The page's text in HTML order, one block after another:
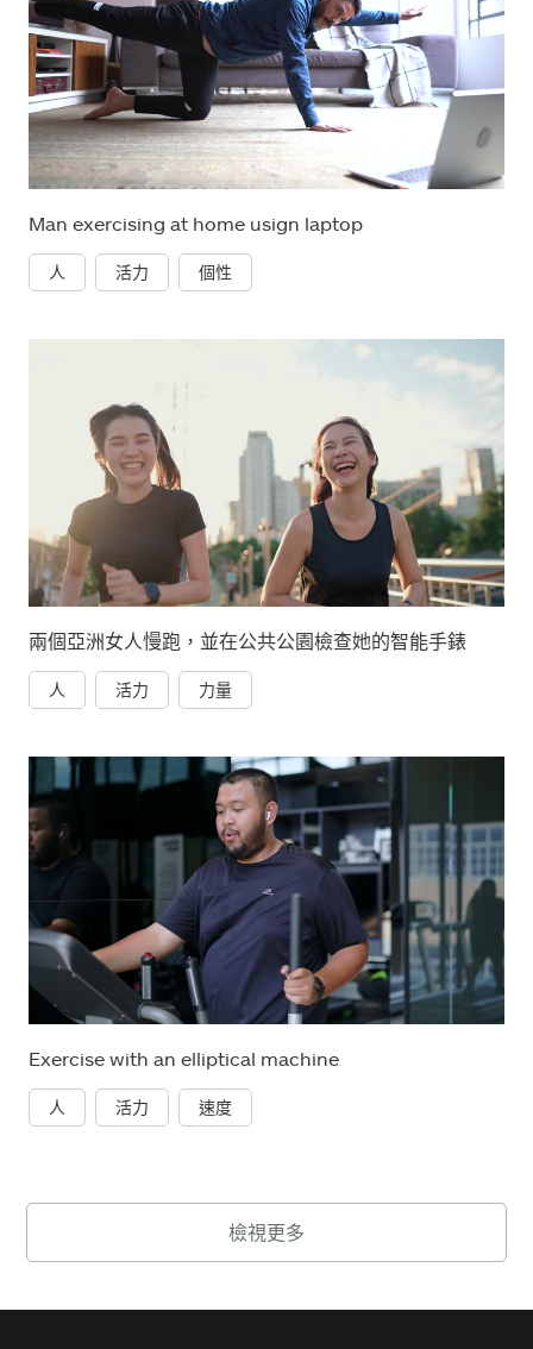
Man exercising at home usign laptop
人 活力 個性
兩個亞洲女人慢跑，並在公共公園檢查她的智能手錶
人 活力 力量
Exercise with an elliptical machine
人 活力 速度
檢視更多